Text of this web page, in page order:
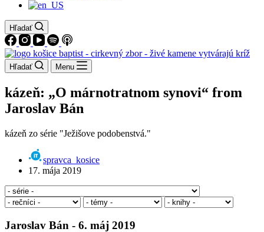
Hľadať
Hľadať Menu
kázeň: „O márnotratnom synovi“ from
Jaroslav Bán
kázeň zo série "Ježišove podobenstvá."
spravca_kosice
17. mája 2019
Jaroslav Bán - 6. máj 2019